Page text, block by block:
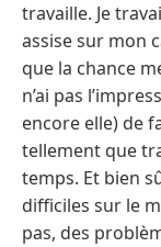
travaille. Je
assise sur mon
que la chance
n’ai pas
encore elle) de
tellement que
temps. Et bien
difficiles sur le
pas, des